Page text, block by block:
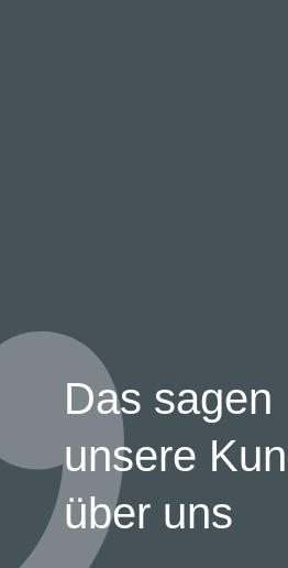
Das sagen
unsere
über uns